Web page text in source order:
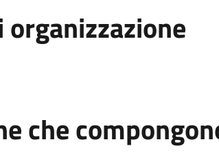
organizzazione
che